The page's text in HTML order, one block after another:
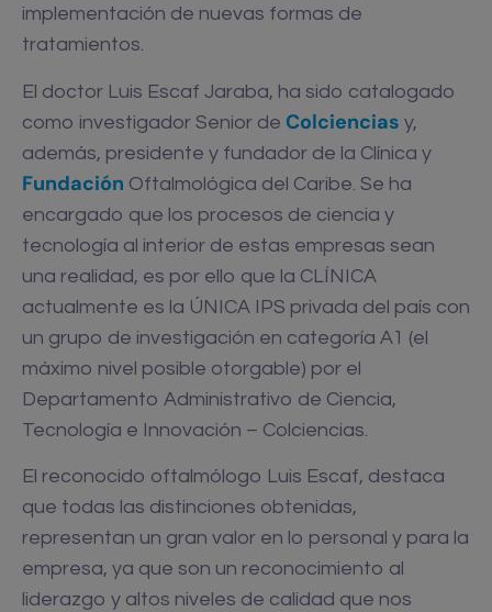
implementación de nuevas formas de
tratamientos.
El doctor Luis Escaf Jaraba, ha sido catalogado
como investigador Senior de Colciencias y,
además, presidente y fundador de la Clínica y
Fundación Oftalmológica del Caribe. Se ha
encargado que los procesos de ciencia y
tecnología al interior de estas empresas sean
una realidad, es por ello que la CLÍNICA
actualmente es la ÚNICA IPS privada del país con
un grupo de investigación en categoría A1 (el
máximo nivel posible otorgable) por el
Departamento Administrativo de Ciencia,
Tecnología e Innovación – Colciencias.
El reconocido oftalmólogo Luis Escaf, destaca
que todas las distinciones obtenidas,
representan un gran valor en lo personal y para la
empresa, ya que son un reconocimiento al
liderazgo y altos niveles de calidad que nos